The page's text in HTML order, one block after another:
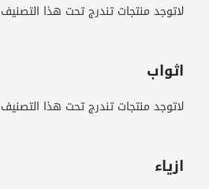
لاتوجد منتجات تندرج تحت هذا
اثواب
لاتوجد منتجات تندرج تحت هذا
ازياء